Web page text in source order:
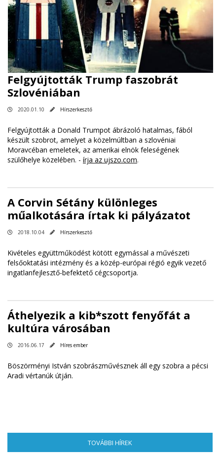
Felgyújtották Trump faszobrát
Szlovéniában
2020.01.10 Hírszerkesztő
Felgyújtották a Donald Trumpot ábrázoló hatalmas, fából
készült szobrot, amelyet a közelmúltban a szlovéniai
Moravcéban emeletek, az amerikai elnök feleségének
szülőhelye közelében. - írja az ujszo.com.
A Corvin Sétány különleges
műalkotására írtak ki pályázatot
2018.10.04 Hírszerkesztő
Kivételes együttműködést kötött egymással a művészeti
felsőoktatási intézmény és a közép-európai régió egyik vezető
ingatlanfejlesztő-befektető cégcsoportja.
Áthelyezik a kib*szott fenyőfát a
kultúra városában
2016.06.17 Híres ember
Böszörményi István szobrászművésznek áll egy szobra a pécsi
Aradi vértanúk útján.
TOVÁBBI HÍREK